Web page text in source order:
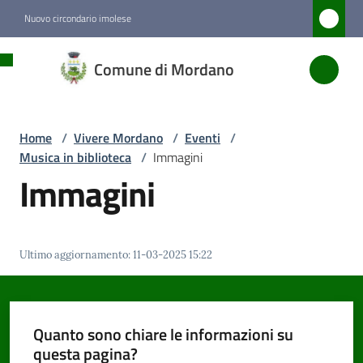
Nuovo circondario imolese
Comune di Mordano
di
Servizi
Vivere
Mordano
Menu selezionato
Home / Vivere Mordano / Eventi /
Musica in biblioteca / Immagini
Immagini
Ultimo aggiornamento:11-03-2025 15:22
Quanto sono chiare le informazioni su
questa pagina?